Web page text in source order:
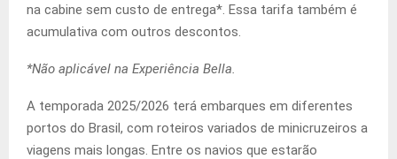
na cabine sem custo de entrega*. Essa tarifa também é
acumulativa com outros descontos.
*Não aplicável na Experiência Bella.
A temporada 2025/2026 terá embarques em diferentes
portos do Brasil, com roteiros variados de minicruzeiros a
viagens mais longas. Entre os navios que estarão